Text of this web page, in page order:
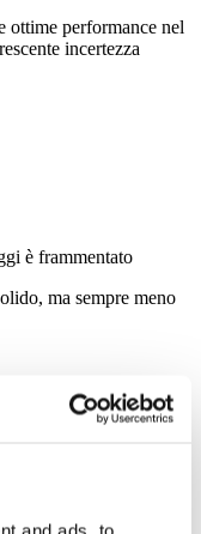
ottime performance nel
incertezza
è frammentato
ma sempre meno
dalla folla